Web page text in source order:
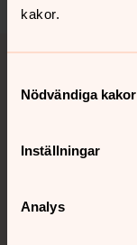
kakor.
Nödvändiga kakor
Inställningar
Analys
Kalender